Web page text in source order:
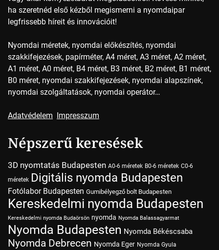
ha szeretnéd első kézből megismerni a nyomdaipar
legfrissebb híreit és innovációit!
Nyomdai méretek, nyomdai előkészítés, nyomdai
szakkifejezések, papírméter, A4 méret, A3 méret, A2 méret,
A1 méret, A0 méret, B4 méret, B3 méret, B2 méret, B1 méret,
B0 méret, nyomdai szakkifejezések, nyomdai alapszínek,
nyomdai szolgáltatások, nyomdai operátor…
Adatvédelem Impresszum
Népszerű keresések
3D nyomtatás Budapesten A0-6 méretek B0-6 méretek C0-6
méretek Digitális nyomda Budapesten
Fotólabor Budapesten Gumibélyegző bolt Budapesten
Kereskedelmi nyomda Budapesten
Kereskedelmi nyomda Budaörsön nyomda Nyomda Balassagyarmat
Nyomda Budapesten Nyomda Békéscsaba
Nyomda Debrecen Nyomda Eger Nyomda Gyula